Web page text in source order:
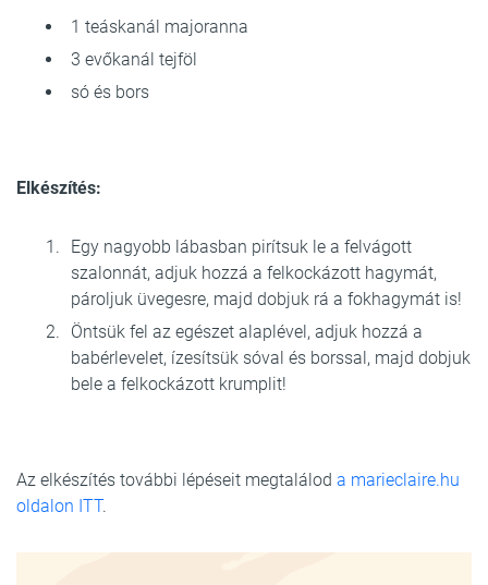
1 teáskanál majoranna
3 evőkanál tejföl
só és bors
Elkészítés:
Egy nagyobb lábasban pirítsuk le a felvágott
szalonnát, adjuk hozzá a felkockázott hagymát,
pároljuk üvegesre, majd dobjuk rá a fokhagymát is!
Öntsük fel az egészet alaplével, adjuk hozzá a
babérlevelet, ízesítsük sóval és borssal, majd dobjuk
bele a felkockázott krumplit!
Az elkészítés további lépéseit megtalálod a marieclaire.hu
oldalon ITT.